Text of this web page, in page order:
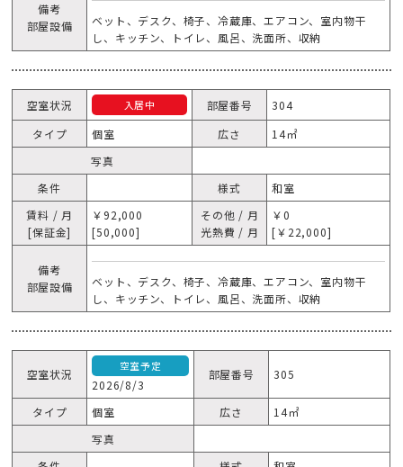
備考
部屋設備
ベット、デスク、椅子、冷蔵庫、エアコン、室内物干
し、キッチン、トイレ、風呂、洗面所、収納
空室状況 入居中 部屋番号
304
タイプ
個室 広さ
14㎡
写真
条件
様式
和室
賃料 / 月
[保証金]
￥92,000
[50,000]
その他 / 月
光熱費 / 月
￥0
[￥22,000]
備考
部屋設備
ベット、デスク、椅子、冷蔵庫、エアコン、室内物干
し、キッチン、トイレ、風呂、洗面所、収納
空室状況
空室予定
2026/8/3
部屋番号 305
タイプ 個室 広さ
14㎡
写真